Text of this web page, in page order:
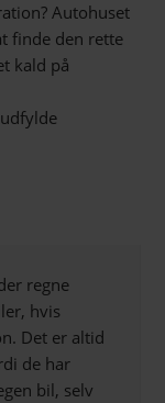
Autohuset
finde den rette
kald på
regne
hvis
Det er altid
de har
bil, selv